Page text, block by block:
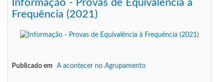
Informação - Provas de Equivalência à
Frequência (2021)
Publicado em A acontecer no Agrupamento